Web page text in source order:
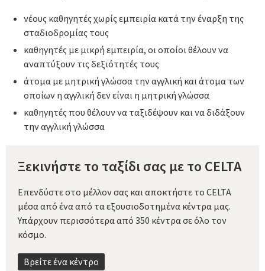
νέους καθηγητές χωρίς εμπειρία κατά την έναρξη της
σταδιοδρομίας τους
καθηγητές με μικρή εμπειρία, οι οποίοι θέλουν να
αναπτύξουν τις δεξιότητές τους
άτομα με μητρική γλώσσα την αγγλική και άτομα των
οποίων η αγγλική δεν είναι η μητρική γλώσσα
καθηγητές που θέλουν να ταξιδέψουν και να διδάξουν
την αγγλική γλώσσα
Ξεκινήστε το ταξίδι σας με το CELTA
Επενδύστε στο μέλλον σας και αποκτήστε το CELTA
μέσα από ένα από τα εξουσιοδοτημένα κέντρα μας.
Υπάρχουν περισσότερα από 350 κέντρα σε όλο τον
κόσμο.
Bρείτε ένα κέντρo